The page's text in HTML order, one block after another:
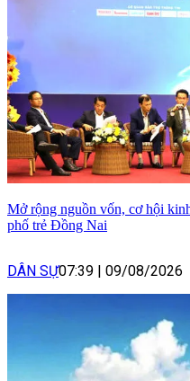
Mở rộng nguồn vốn, cơ hội
phố trẻ Đồng Nai
DÂN SỰ07:39 09/08/2026